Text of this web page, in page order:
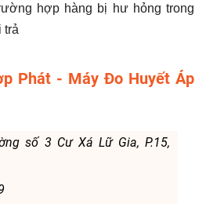
hợp hàng bị hư hỏng trong
trả
Phát - Máy Đo Huyết Áp
số 3 Cư Xá Lữ Gia, P.15,